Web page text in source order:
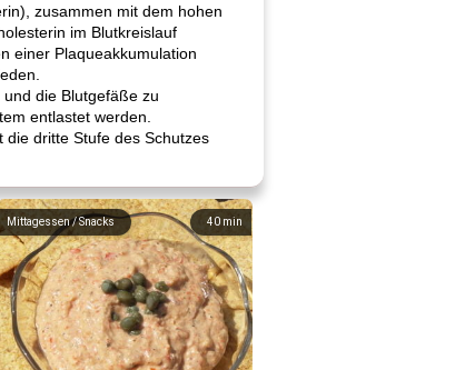
zusammen mit dem hohen
im Blutkreislauf
einer Plaqueakkumulation
die Blutgefäße zu
entlastet werden.
dritte Stufe des Schutzes
40 min
Mittagessen / Snacks